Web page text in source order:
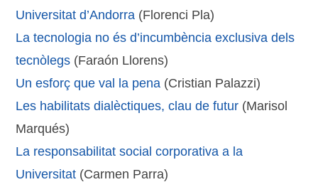
Universitat d’Andorra (Florenci Pla)
La tecnologia no és d’incumbència exclusiva dels
tecnòlegs (Faraón Llorens)
Un esforç que val la pena (Cristian Palazzi)
Les habilitats dialèctiques, clau de futur (Marisol
Marqués)
La responsabilitat social corporativa a la
Universitat (Carmen Parra)